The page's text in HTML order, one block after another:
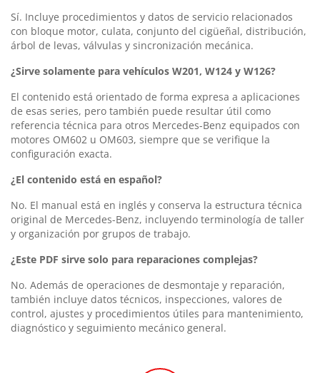
Sí. Incluye procedimientos y datos de servicio relacionados
con bloque motor, culata, conjunto del cigüeñal, distribución,
árbol de levas, válvulas y sincronización mecánica.
¿Sirve solamente para vehículos W201, W124 y W126?
El contenido está orientado de forma expresa a aplicaciones
de esas series, pero también puede resultar útil como
referencia técnica para otros Mercedes-Benz equipados con
motores OM602 u OM603, siempre que se verifique la
configuración exacta.
¿El contenido está en español?
No. El manual está en inglés y conserva la estructura técnica
original de Mercedes-Benz, incluyendo terminología de taller
y organización por grupos de trabajo.
¿Este PDF sirve solo para reparaciones complejas?
No. Además de operaciones de desmontaje y reparación,
también incluye datos técnicos, inspecciones, valores de
control, ajustes y procedimientos útiles para mantenimiento,
diagnóstico y seguimiento mecánico general.